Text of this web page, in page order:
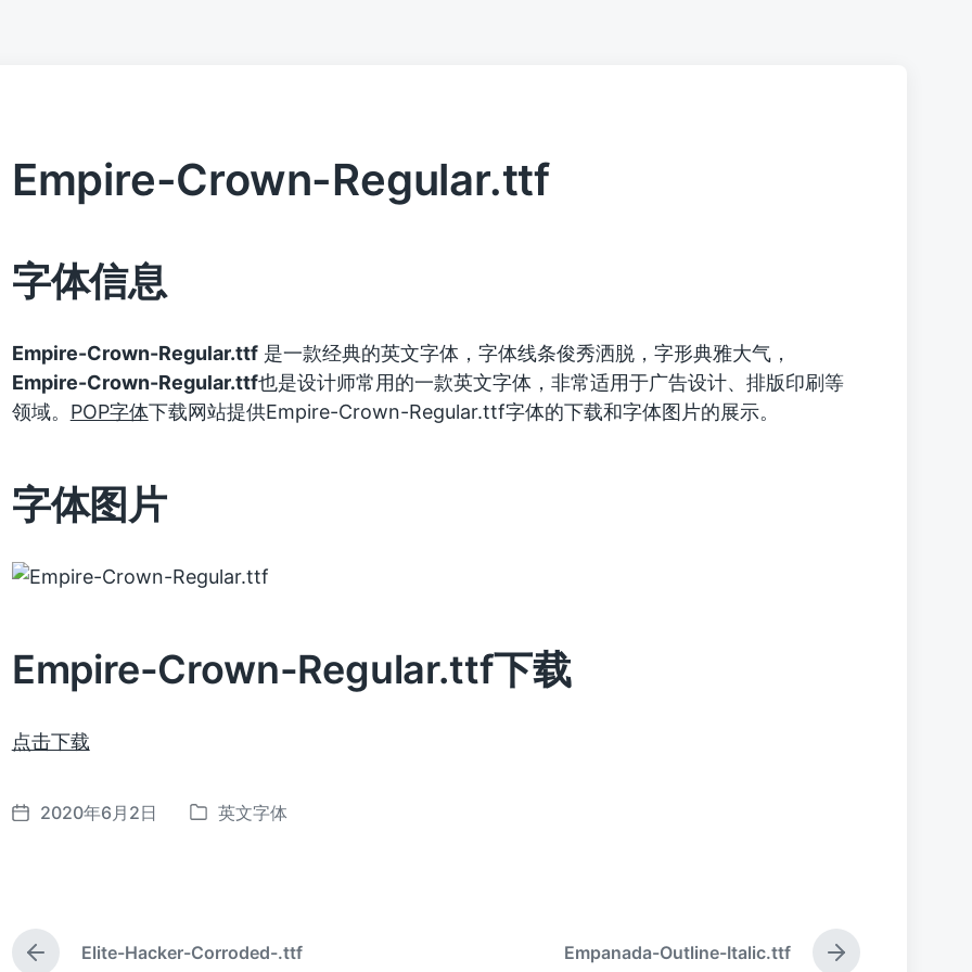
Empire-Crown-Regular.ttf
字体信息
Empire-Crown-Regular.ttf是一款经典的英文字体，字体线条俊秀洒脱，字形典雅大气，
Empire-Crown-Regular.ttf也是设计师常用的一款英文字体，非常适用于广告设计、排版印刷等
领域。 POP字体下载网站提供Empire-Crown-Regular.ttf字体的下载和字体图片的展示。
字体图片
Empire-Crown-Regular.ttf下载
点击下载
发
2020年6月2日
发
英文字体
上
Elite-Hacker-Corroded-.ttf
下
Empanada-Outline-Italic.ttf